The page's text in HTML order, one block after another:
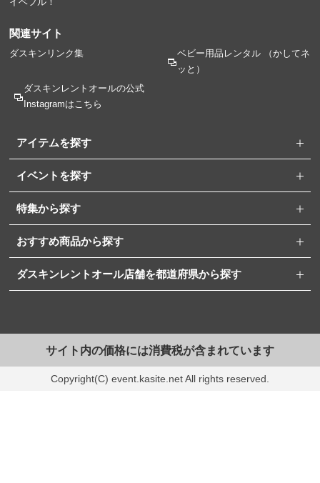
関連サイト
ダスキンリンク集 ベビー用品レンタル（かしてネ
ッと）
ダスキンレントオールの公式
Instagramはこちら
アイテムを探す
イベントを探す
特集から探す
おすすめ商品から探す
ダスキンレントオール店舗を都道府県から探す
サイト内の価格には消費税が含まれています
Copyright(C) event.kasite.net All rights reserved.